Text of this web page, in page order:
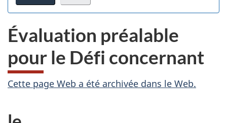
au
je
pas
participer
au
du
.
Évaluation préalable
pour le Défi concernant
A
r
Cette page Web a été archivée dans le Web.